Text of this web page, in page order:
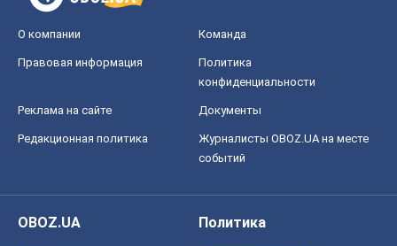
О компании Команда
Правовая информация
Политика
конфиденциальности
Реклама на сайте Документы
Редакционная политика
Журналисты OBOZ.UA на месте
событий
OBOZ.UA
Политика